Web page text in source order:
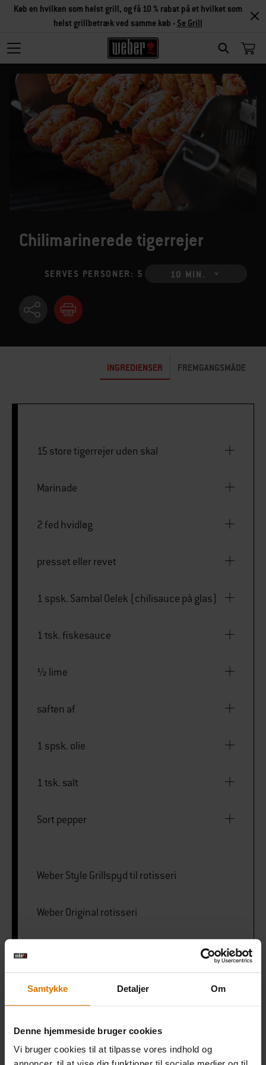
Samtykke Detaljer Om
Denne hjemmeside bruger cookies
Vi bruger cookies til at tilpasse vores indhold og
SEARCH
Køb en hvilken som helst grill, og få 10 % rabat på et hvilket som
helst grillbetræk ved samme køb - Se Grill
Chilimarinerede tigerrejer
SERVES PERSONER: 5 10 MIN.
INGREDIENSER FREMGANGSMÅDE
15 store tigerrejer uden skal
Marinade
2 fed hvidløg
presset eller revet
1 spsk. Sambal Oelek (chilisauce på glas)
1 tsk. fiskesauce
½ lime
saften af
1 spsk. olie
1 tsk. salt
Sort pepper
Weber Style Grillspyd til rotisseri
Weber Original rotisseri
PRINT THIS LIST